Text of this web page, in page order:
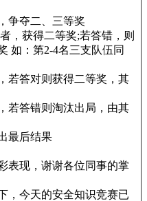
争夺二、三等奖
，获得二等奖;若答错，则
如：第2-4名三支队伍同
若答对则获得二等奖，其
若答错则淘汰出局，由其
最后结果
表现，谢谢各位同事的掌
，今天的安全知识竞赛已